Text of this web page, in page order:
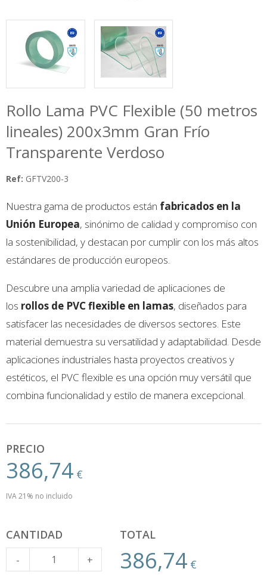
Rollo Lama PVC Flexible (50 metros
lineales) 200x3mm Gran Frío
Transparente Verdoso
Ref: GFTV200-3
Nuestra gama de productos están fabricados en la
Unión Europea, sinónimo de calidad y compromiso con
la sostenibilidad, y destacan por cumplir con los más altos
estándares de producción europeos.
Descubre una amplia variedad de aplicaciones de
los rollos de PVC flexible en lamas, diseñados para
satisfacer las necesidades de diversos sectores. Este
material demuestra su versatilidad y adaptabilidad. Desde
aplicaciones industriales hasta proyectos creativos y
estéticos, el PVC flexible es una opción muy versátil que
combina funcionalidad y estilo de manera excepcional.
PRECIO
386,74€
IVA 21% no incluido
CANTIDAD
-
Cantidad +
TOTAL
386,74€